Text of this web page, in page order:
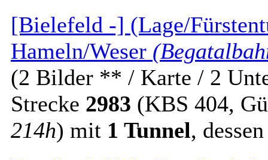
[Bielefeld -] (Lage/
Hameln/Weser
(2 Bilder ** / Karte / 2
Strecke 2983 (KBS 404,
214h) mit 1 Tunnel,